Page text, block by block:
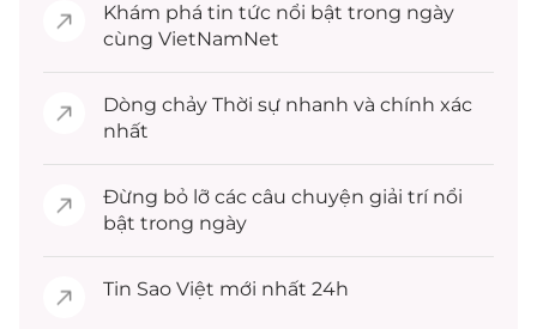
Khám phá tin tức nổi bật trong ngày
cùng VietNamNet
Dòng chảy Thời sự nhanh và chính xác
nhất
Đừng bỏ lỡ các câu chuyện giải trínổi
bật trong ngày
Tin Sao Việt mới nhất 24h